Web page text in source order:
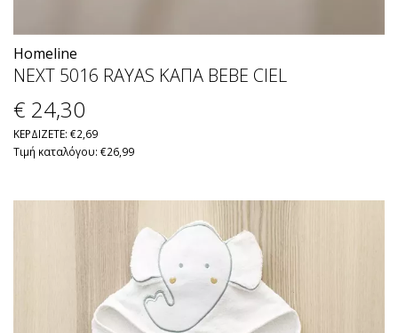
Homeline
ΝΕΧΤ 5016 RΑΥΑS ΚΑΠΑ ΒΕΒΕ CΙΕL
€ 24,30
ΚΕΡΔΙΖΕΤΕ: €2,69
Τιμή καταλόγου: €26,99